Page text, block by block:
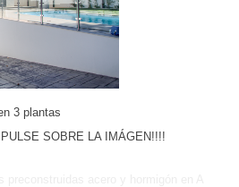
3 plantas
SOBRE LA IMÁGEN!!!!